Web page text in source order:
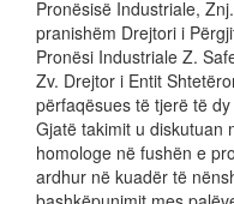
Pronësisë Industriale,
pranishëm Drejtori i
Pronësi Industriale Z.
Zv. Drejtor i Entit
përfaqësues të tjerë të
Gjatë takimit u diskutuan
homologe në fushën e
ardhur në kuadër të